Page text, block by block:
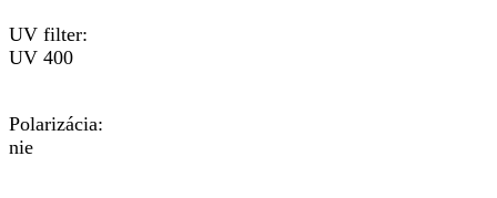
UV filter:
UV 400
Polarizácia:
nie